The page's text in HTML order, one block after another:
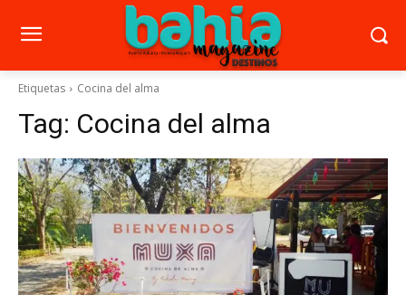
Etiquetas Cocina del alma
Tag: Cocina del alma